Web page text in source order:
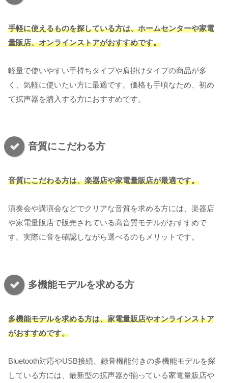
手軽に使えるものを探している方は、ホームセンターや家電
量販店、オンラインストアがおすすめです。
軽量で使いやすい手持ちタイプや肩掛けタイプの商品が多
く、気軽に使いたい方に最適です。価格も手頃なため、初め
て拡声器を購入する方におすすめです。
音質にこだわる方
音質にこだわる方は、楽器店や家電量販店が最適です。
演奏会や講演会などでクリアな音質を求める方には、楽器店
や家電量販店で販売されている高音質モデルがおすすめで
す。実際に音を確認しながら選べるのもメリットです。
多機能モデルを求める方
多機能モデルを求める方は、家電量販店やオンラインストア
がおすすめです。
Bluetooth対応やUSB接続、録音機能付きの多機能モデルを探
している方には、最新型の拡声器が揃っている家電量販店や